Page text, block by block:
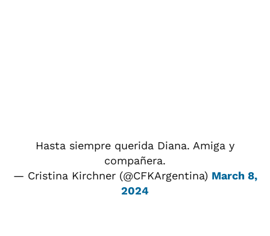
Hasta siempre querida Diana. Amiga y
compañera.
— Cristina Kirchner (@CFKArgentina) March 8,
2024